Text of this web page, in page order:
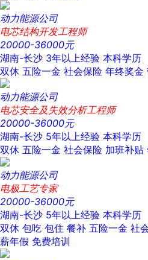
动力能源公司
电芯结构开发工程师
20000-36000元
湖南-长沙 3年以上经验 本科学历
双休 五险一金 社会保险 年终奖金
动力能源公司
电芯安全及失效分析工程师
20000-36000元
湖南-长沙 5年以上经验 本科学历
双休 五险一金 社会保险 加班补贴
动力能源公司
电极工艺专家
20000-36000元
湖南-长沙 5年以上经验 本科学历
双休 包吃 包住 餐补 五险一金 社
薪年假 免费培训